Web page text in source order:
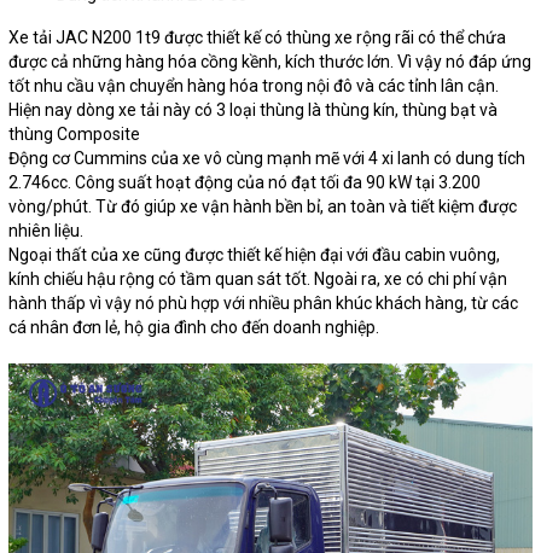
Xe tải JAC N200 1t9 được thiết kế có thùng xe rộng rãi có thể chứa
được cả những hàng hóa cồng kềnh, kích thước lớn. Vì vậy nó đáp ứng
tốt nhu cầu vận chuyển hàng hóa trong nội đô và các tỉnh lân cận.
Hiện nay dòng xe tải này có 3 loại thùng là thùng kín, thùng bạt và
thùng Composite
Động cơ Cummins của xe vô cùng mạnh mẽ với 4 xi lanh có dung tích
2.746cc. Công suất hoạt động của nó đạt tối đa 90 kW tại 3.200
vòng/phút. Từ đó giúp xe vận hành bền bỉ, an toàn và tiết kiệm được
nhiên liệu.
Ngoại thất của xe cũng được thiết kế hiện đại với đầu cabin vuông,
kính chiếu hậu rộng có tầm quan sát tốt. Ngoài ra, xe có chi phí vận
hành thấp vì vậy nó phù hợp với nhiều phân khúc khách hàng, từ các
cá nhân đơn lẻ, hộ gia đình cho đến doanh nghiệp.